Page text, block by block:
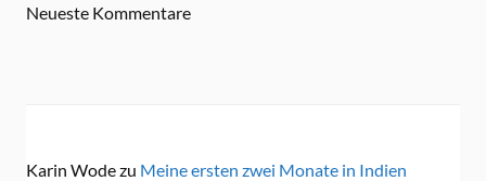
Neueste Kommentare
Karin Wodezu Meine ersten zwei Monate in Indien